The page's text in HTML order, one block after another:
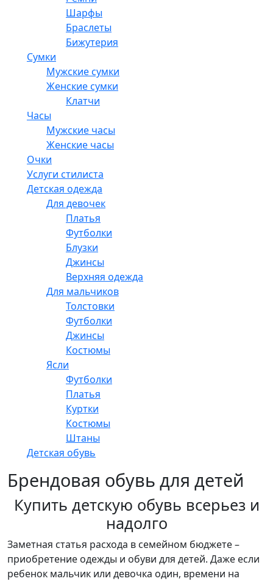
Шарфы
Браслеты
Бижутерия
Сумки
Мужские сумки
Женские сумки
Клатчи
Часы
Мужские часы
Женские часы
Очки
Услуги стилиста
Детская одежда
Для девочек
Платья
Футболки
Блузки
Джинсы
Верхняя одежда
Для мальчиков
Толстовки
Футболки
Джинсы
Костюмы
Ясли
Футболки
Платья
Куртки
Костюмы
Штаны
Детская обувь
Брендовая обувь для детей
Купить детскую обувь всерьез и
надолго
Заметная статья расхода в семейном бюджете –
приобретение одежды и обуви для детей. Даже если
ребенок мальчик или девочка один, времени на